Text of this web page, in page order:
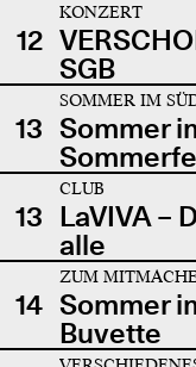
12
KONZERT
SGB
13
SOMMER IM
Sommer
13
CLUB
LaVIVA –
alle
14
ZUM
Sommer
Buvette